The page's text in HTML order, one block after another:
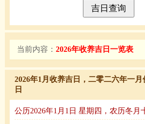
当前内容： 2026年收养吉日一览表
2026年1月收养吉日，二零二六年一
日
公历2026年1月1日 星期四，农历冬月